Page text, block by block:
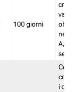
100 giorni
nel
A/B.
i